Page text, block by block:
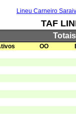
Lineu Carneiro
TAF
OO